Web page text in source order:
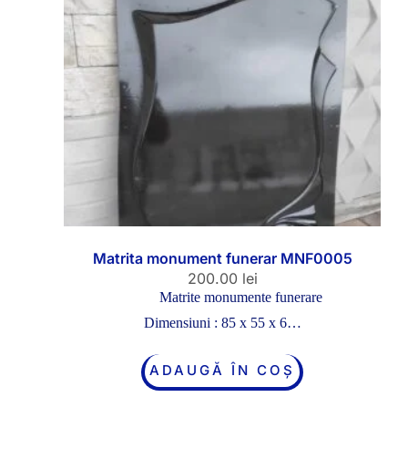
Matrita monument funerar MNF0005
200.00 lei
Matrite monumente funerare
Dimensiuni : 85 x 55 x 6…
ADAUGĂ ÎN COȘ